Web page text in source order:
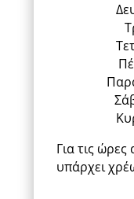
Για τις
υπάρχει